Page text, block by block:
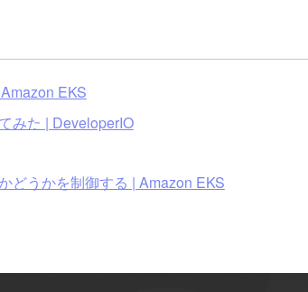
EKS
みた | DeveloperIO
どうかを制御する | Amazon EKS